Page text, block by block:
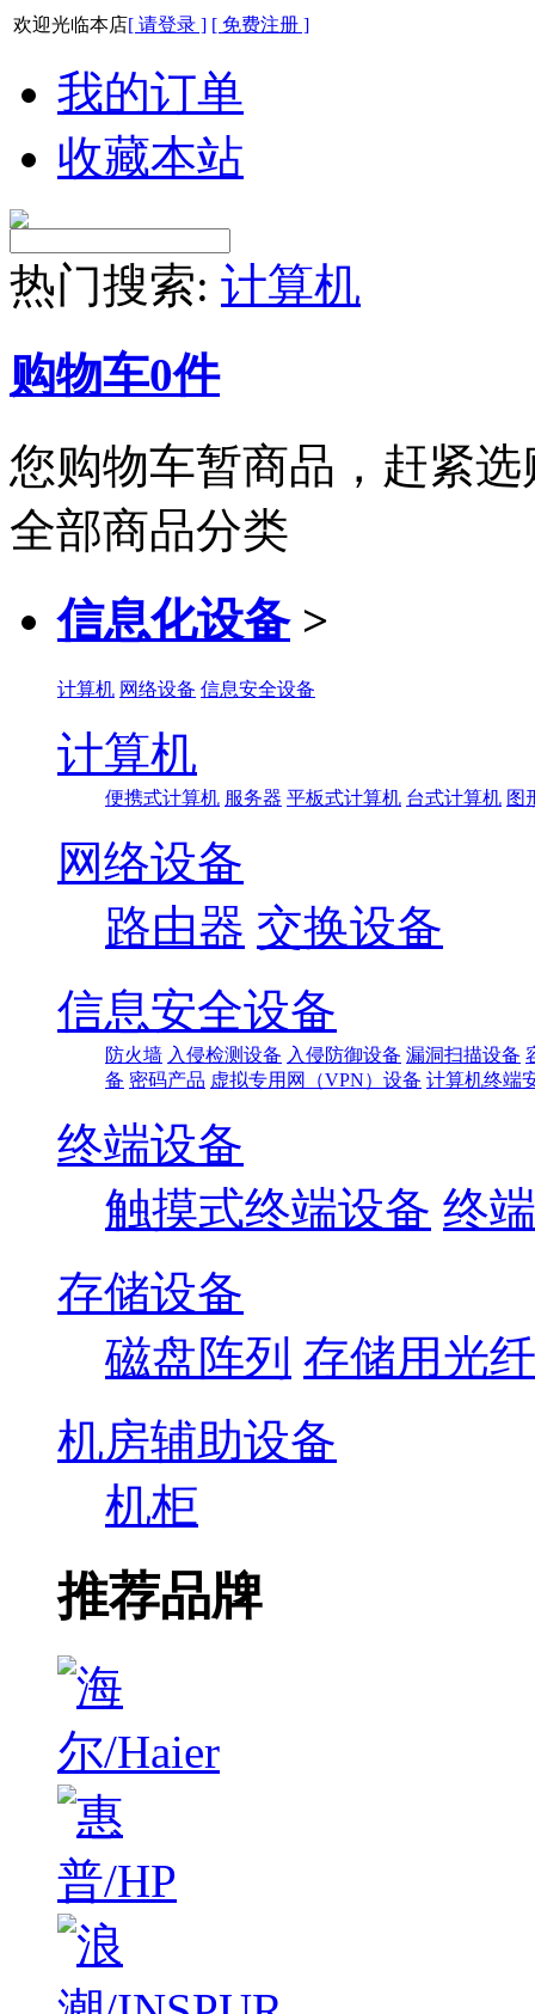
欢迎光临本店[ 请登录 ] [ 免费注册 ]
我的订单
收藏本站
热门搜索: 计算机
购物车0件
您购物车暂商品，赶紧选
全部商品分类
信息化设备 >
计算机 网络设备 信息安全设备
计算机
便携式计算机 服务器 平板式计算机 台式计算机 图
网络设备
路由器 交换设备
信息安全设备
防火墙 入侵检测设备 入侵防御设备 漏洞扫描设备
备 密码产品 虚拟专用网（VPN）设备 计算机终端
终端设备
触摸式终端设备 终
存储设备
磁盘阵列 存储用光
机房辅助设备
机柜
推荐品牌